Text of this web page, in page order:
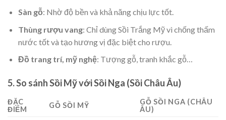
Sàn gỗ: Nhờ độ bền và khả năng chịu lực tốt.
Thùng rượu vang: Chỉ dùng Sồi Trắng Mỹ vì chống thấm
nước tốt và tạo hương vị đặc biệt cho rượu.
Đồ trang trí, mỹ nghệ: Tượng gỗ, tranh khắc gỗ…
5. So sánh Sồi Mỹ với Sồi Nga (Sồi Châu Âu)
ĐẶC
ĐIỂM
GỖ SỒI MỸ
GỖ SỒI NGA (CHÂU
ÂU)